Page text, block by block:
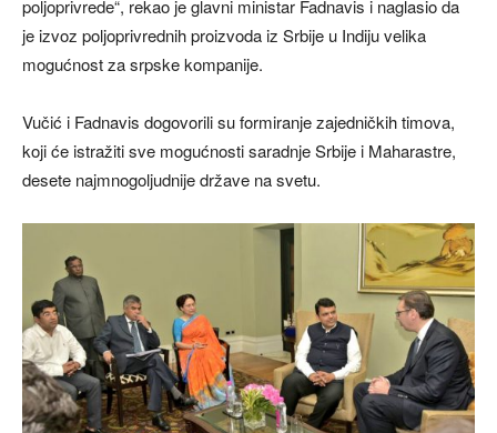
poljoprivrede“, rekao je glavni ministar Fadnavis i naglasio da
je izvoz poljoprivrednih proizvoda iz Srbije u Indiju velika
mogućnost za srpske kompanije.
Vučić i Fadnavis dogovorili su formiranje zajedničkih timova,
koji će istražiti sve mogućnosti saradnje Srbije i Maharastre,
desete najmnogoljudnije države na svetu.